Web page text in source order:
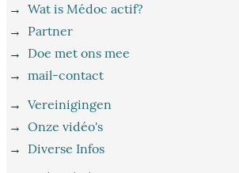
→Wat is Médoc actif?
→ Partner
→ Doe met ons mee
→mail-contact
→Vereinigingen
→Onze vidéo's
→ Diverse Infos